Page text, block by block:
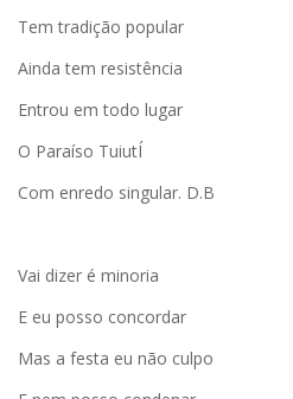
Tem tradição popular
Ainda tem resistência
Entrou em todo lugar
O Paraíso TuiutÍ
Com enredo singular. D.B
Vai dizer é minoria
E eu posso concordar
Mas a festa eu não culpo